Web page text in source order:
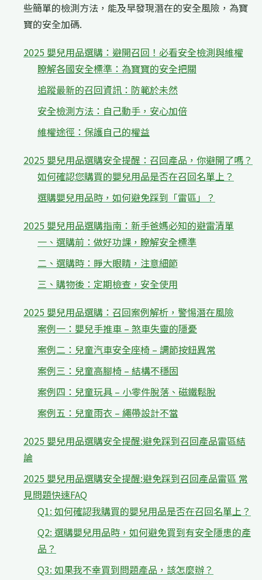
些簡單的檢測方法，能及早發現潛在的安全風險，為寶
寶的安全加碼.
2025 嬰兒用品選購：避開召回！必看安全檢測與維權
瞭解各國安全標準：為寶寶的安全把關
追蹤最新的召回資訊：防範於未然
安全檢測方法：自己動手，安心加倍
維權途徑：保護自己的權益
2025 嬰兒用品選購安全提醒：召回產品，你避開了嗎？
如何確認您購買的嬰兒用品是否在召回名單上？
選購嬰兒用品時，如何避免踩到「雷區」？
2025 嬰兒用品選購指南：新手爸媽必知的避雷清單
一、選購前：做好功課，瞭解安全標準
二、選購時：睜大眼睛，注意細節
三、購物後：定期檢查，安全使用
2025 嬰兒用品選購：召回案例解析，警惕潛在風險
案例一：嬰兒手推車 – 煞車失靈的隱憂
案例二：兒童汽車安全座椅 – 調節按鈕異常
案例三：兒童高腳椅 – 結構不穩固
案例四：兒童玩具 – 小零件脫落、磁鐵鬆脫
案例五：兒童雨衣 – 繩帶設計不當
2025 嬰兒用品選購安全提醒:避免踩到召回產品雷區結
論
2025 嬰兒用品選購安全提醒:避免踩到召回產品雷區 常
見問題快速FAQ
Q1: 如何確認我購買的嬰兒用品是否在召回名單上？
Q2: 選購嬰兒用品時，如何避免買到有安全隱患的產
品？
Q3: 如果我不幸買到問題產品，該怎麼辦？